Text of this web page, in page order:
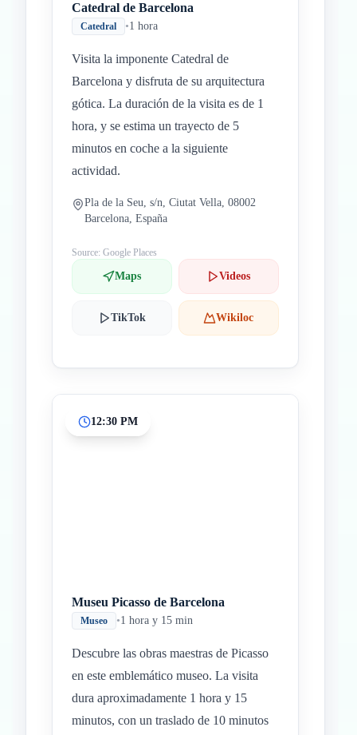
Catedral de Barcelona
Catedral •1 hora
Visita la imponente Catedral de
Barcelona y disfruta de su arquitectura
gótica. La duración de la visita es de 1
hora, y se estima un trayecto de 5
minutos en coche a la siguiente
actividad.
Pla de la Seu, s/n, Ciutat Vella, 08002
Barcelona, España
Source: Google Places
Maps Videos
TikTok Wikiloc
12:30 PM
Museu Picasso de Barcelona
Museo •1 hora y 15 min
Descubre las obras maestras de Picasso
en este emblemático museo. La visita
dura aproximadamente 1 hora y 15
minutos, con un traslado de 10 minutos